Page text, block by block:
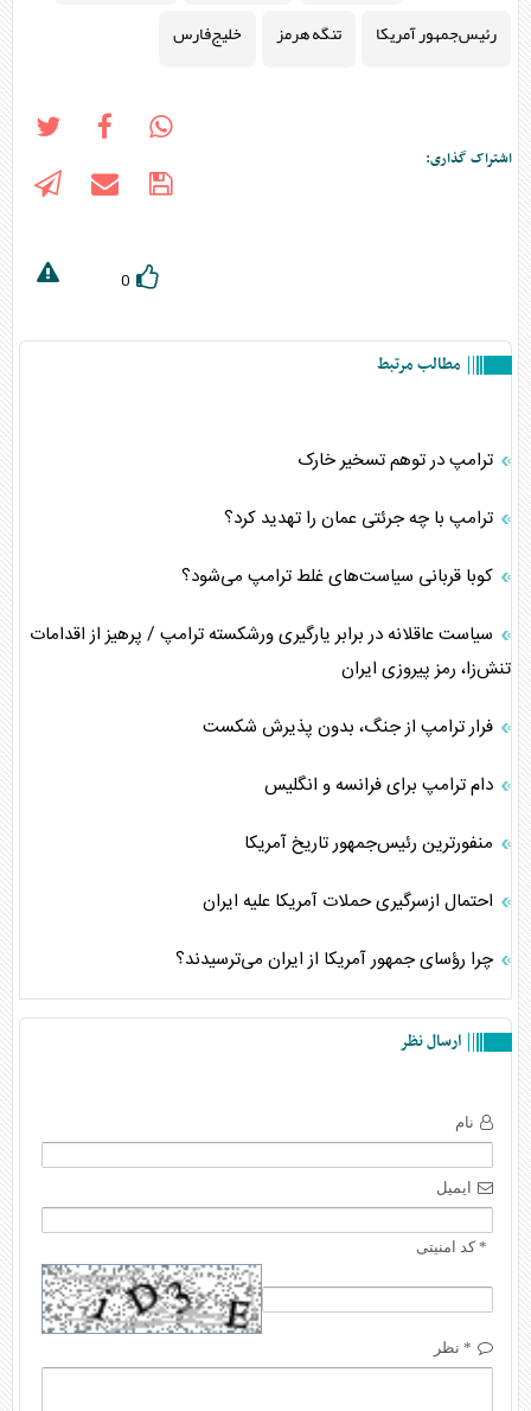
رئیس‌جمهور آمریکا تنگه هرمز خلیج‌فارس
اشتراک گذاری:
0
مطالب مرتبط
ترامپ در توهم تسخیر خارک
ترامپ با چه جرئتی عمان را تهدید کرد؟
کوبا قربانی سیاست‌های غلط ترامپ می‌شود؟
سیاست عاقلانه در برابر یارگیری ورشکسته ترامپ / پرهیز از اقدامات
تنش‌زا، رمز پیروزی ایران
فرار ترامپ از جنگ، بدون پذیرش شکست
دام ترامپ برای فرانسه و انگلیس
منفورترین رئیس‌جمهور تاریخ آمریکا
احتمال ازسرگیری حملات آمریکا علیه ایران
چرا رؤسای جمهور آمریکا از ایران می‌ترسیدند؟
ارسال نظر
نام
ایمیل
* کد امنیتی
* نظر